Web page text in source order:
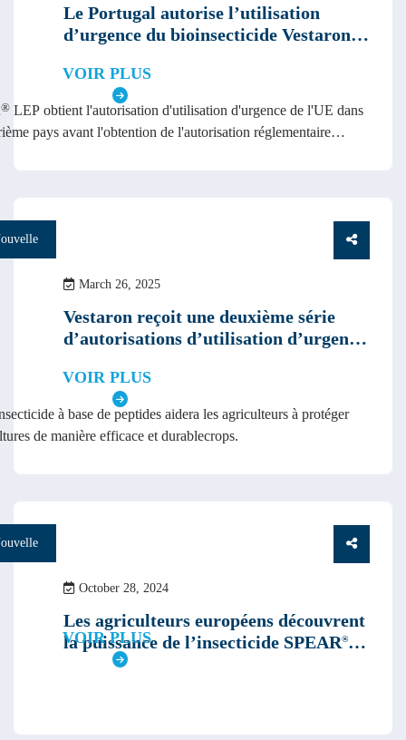
Le Portugal autorise l’utilisation
d’urgence du bioinsecticide Vestaron
de grande valeur contre un ravageur
dévastateur
® LEP obtient l'autorisation d'utilisation d'urgence de l'UE dans
pays avant l'obtention de l'autorisation réglementaire
VOIR PLUS
March 26, 2025
Vestaron reçoit une deuxième série
d’autorisations d’utilisation d’urgence
les ravageurs des cultures en Italie, en
Grèce et à Chypre
à base de peptides aidera les agriculteurs à protéger
de manière efficace et durablecrops.
VOIR PLUS
October 28, 2024
Les agriculteurs européens découvrent
la puissance de l’insecticide SPEAR®
VOIR PLUS